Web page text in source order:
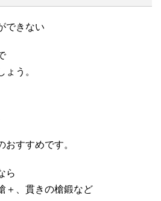
できない
ょう。
おすすめです。
ら
＋、貫きの槍鍛など